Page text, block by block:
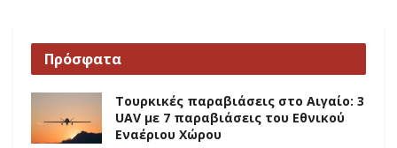
Πρόσφατα
Τουρκικές παραβιάσεις στο Αιγαίο: 3
UAV με 7 παραβιάσεις του Εθνικού
Εναέριου Χώρου